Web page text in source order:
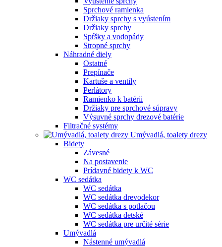
Sprchové ramienka
Držiaky sprchy s vyústením
Držiaky sprchy
Spŕšky a vodopády
Stropné sprchy
Náhradné diely
Ostatné
Prepínače
Kartuše a ventily
Perlátory
Ramienko k batérii
Držiaky pre sprchové súpravy
Výsuvné sprchy drezové batérie
Filtračné systémy
Umývadlá, toalety drezy
Bidety
Závesné
Na postavenie
Prídavné bidety k WC
WC sedátka
WC sedátka
WC sedátka drevodekor
WC sedátka s potlačou
WC sedátka detské
WC sedátka pre určité série
Umývadlá
Nástenné umývadlá